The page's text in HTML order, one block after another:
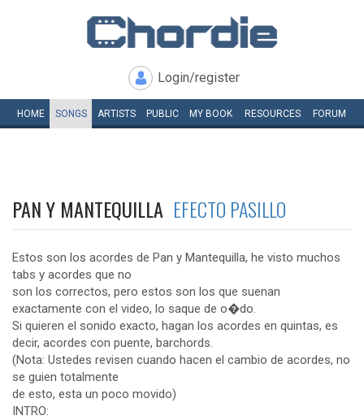
Login/register
HOME SONGS ARTISTS PUBLIC MY BOOK RESOURCES FORUM
PAN Y MANTEQUILLA EFECTO PASILLO
Estos son los acordes de Pan y Mantequilla, he visto muchos
tabs y acordes que no
son los correctos, pero estos son los que suenan
exactamente con el video, lo saque de o�do.
Si quieren el sonido exacto, hagan los acordes en quintas, es
decir, acordes con puente, barchords.
(Nota: Ustedes revisen cuando hacen el cambio de acordes, no
se guien totalmente
de esto, esta un poco movido)
INTRO: